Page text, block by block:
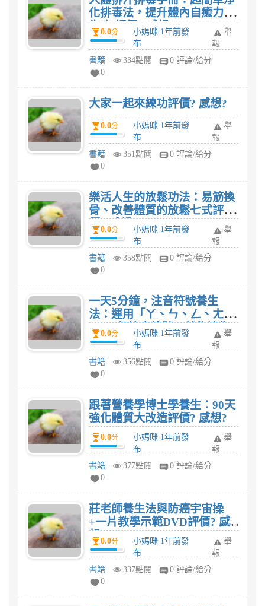
化排毒法，提升體內自癒力不
生病!評價? 感想?
0.0分
小媽咪 1年前發
布
舉
報
書籍
334點閱
0 評論/給分
0
大家一起來練功評價? 感想?
0.0分
小媽咪 1年前發
布
舉
報
書籍
351點閱
0 評論/給分
0
樂活人生的放鬆功法：易筋換
骨、改善體質的放鬆七式評
價? 感想?
0.0分
小媽咪 1年前發
布
舉
報
書籍
358點閱
0 評論/給分
0
一天5分鐘，注音符號養生
法：運用「ㄚ、ㄣ、ㄥ、ㄤ、
ㄨ」5個注音符號，就能讓你
身體好健康!評價? 感想?
0.0分
小媽咪 1年前發
布
舉
報
書籍
356點閱
0 評論/給分
0
跟著營養學博士學養生：90天
強化體質大改造評價? 感想?
0.0分
小媽咪 1年前發
布
舉
報
書籍
377點閱
0 評論/給分
0
莊老師養生法與防癌宇宙操
+一片教學示範DVD評價? 感
想?0.0分
小媽咪 1年前發
布
舉
報
書籍
337點閱
0 評論/給分
0